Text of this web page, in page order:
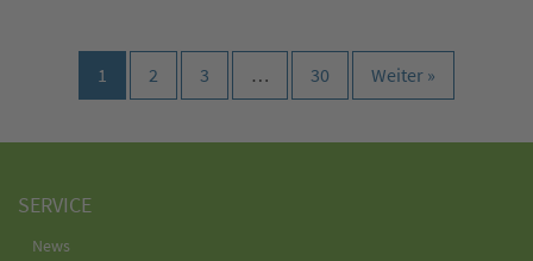
1 2 3 … 30 Weiter »
SERVICE
News